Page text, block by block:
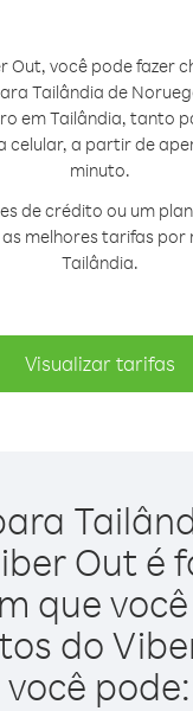
Out, você pode fazer
Tailândia de
em Tailândia, tanto
celular, a partir de
minuto.
de crédito ou um
melhores tarifas por
Tailândia.
Visualizar tarifas
Out é
que
do
você pode: